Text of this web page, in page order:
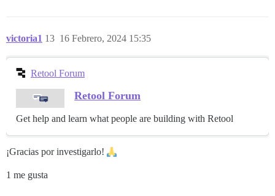
victoria1 16 Febrero, 2024 15:35
13
Retool Forum
Retool Forum
Get help and learn what people are building with Retool
¡Gracias por investigarlo!
1 me gusta